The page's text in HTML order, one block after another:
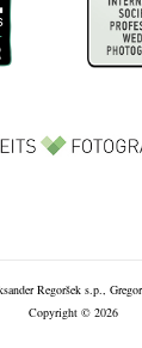
Regoršek s.p.,
Copyright © 2026